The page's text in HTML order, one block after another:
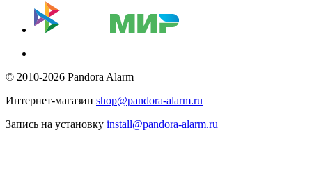
© 2010-2026 Pandora Alarm
Интернет-магазин shop@pandora-alarm.ru
Запись на установку install@pandora-alarm.ru